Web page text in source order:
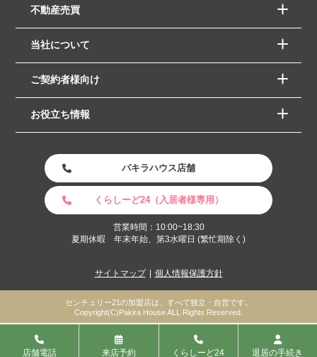
店舗電話 来店予約 くらしーど24 退居の手続き
不動産売買
当社について
ご契約者様向け
お役立ち情報
パキラハウス店舗
くらしーど24（入居者様専用）
営業時間：10:00~18:30
夏期休暇 年末年始、第3水曜日 (繁忙期除く)
サイトマップ 個人情報保護方針
センチュリー21の加盟店は、すべて独立・自営です。
Copyright(C)Pakira House ALL Rights Reserved.